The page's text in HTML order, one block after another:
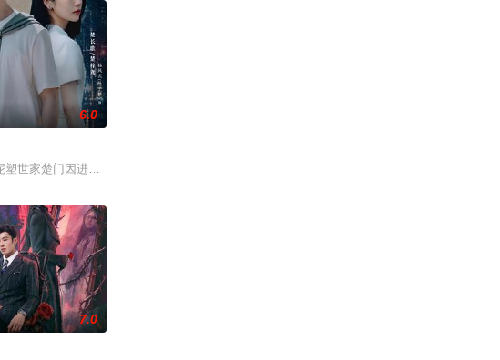
体检查出不孕症，从
成员横扫诡事，从市井少年到长安神探，四人并
晓彤 饰）与童年时因一场意外落下身体残缺的少年顾铭夕（何洛洛 饰）的成长印记与深深联
6.0
塑世家楚门因进贡的“十二生肖”离奇流血炸裂，惨遭满门流放，楚父以死鸣冤。楚家大小姐楚
7.0